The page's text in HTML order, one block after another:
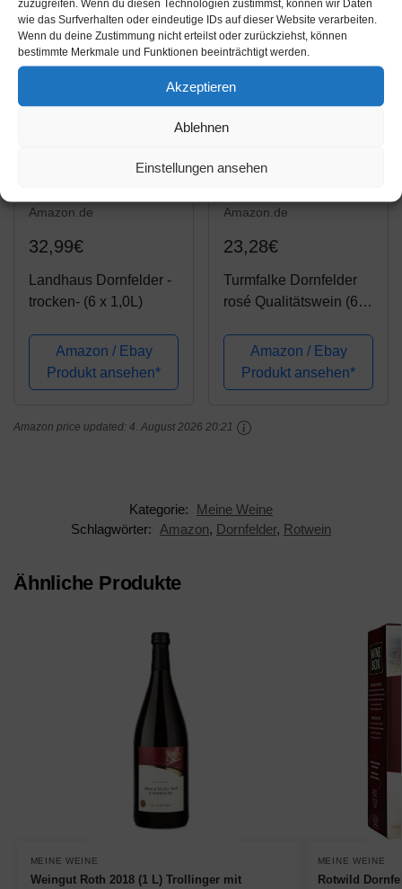
zuzugreifen. Wenn du diesen Technologien zustimmst, können wir Daten
wie das Surfverhalten oder eindeutige IDs auf dieser Website verarbeiten.
Wenn du deine Zustimmung nicht erteilst oder zurückziehst, können
bestimmte Merkmale und Funktionen beeinträchtigt werden.
Akzeptieren
Ablehnen
Einstellungen ansehen
Amazon.de
32,99€
Landhaus Dornfelder -
trocken- (6 x 1,0L)
Amazon / Ebay
Produkt ansehen*
Amazon.de
23,28€
Turmfalke Dornfelder
rosé Qualitätswein (6 x
Amazon / Ebay
Produkt ansehen*
Amazon price updated: 4. August 2026 20:21
Kategorie:
Meine Weine
Schlagwörter:
Amazon, Dornfelder, Rotwein
Ähnliche Produkte
MEINE WEINE
Weingut Roth 2018 (1 L) Trollinger mit
MEINE WEINE
Rotwild